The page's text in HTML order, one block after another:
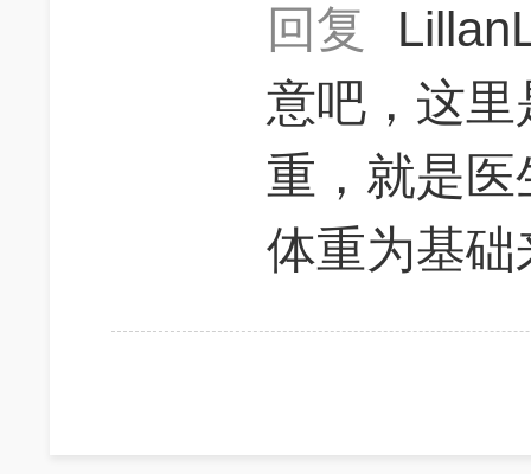
回复
意吧，这里
重，就是
体重为基础